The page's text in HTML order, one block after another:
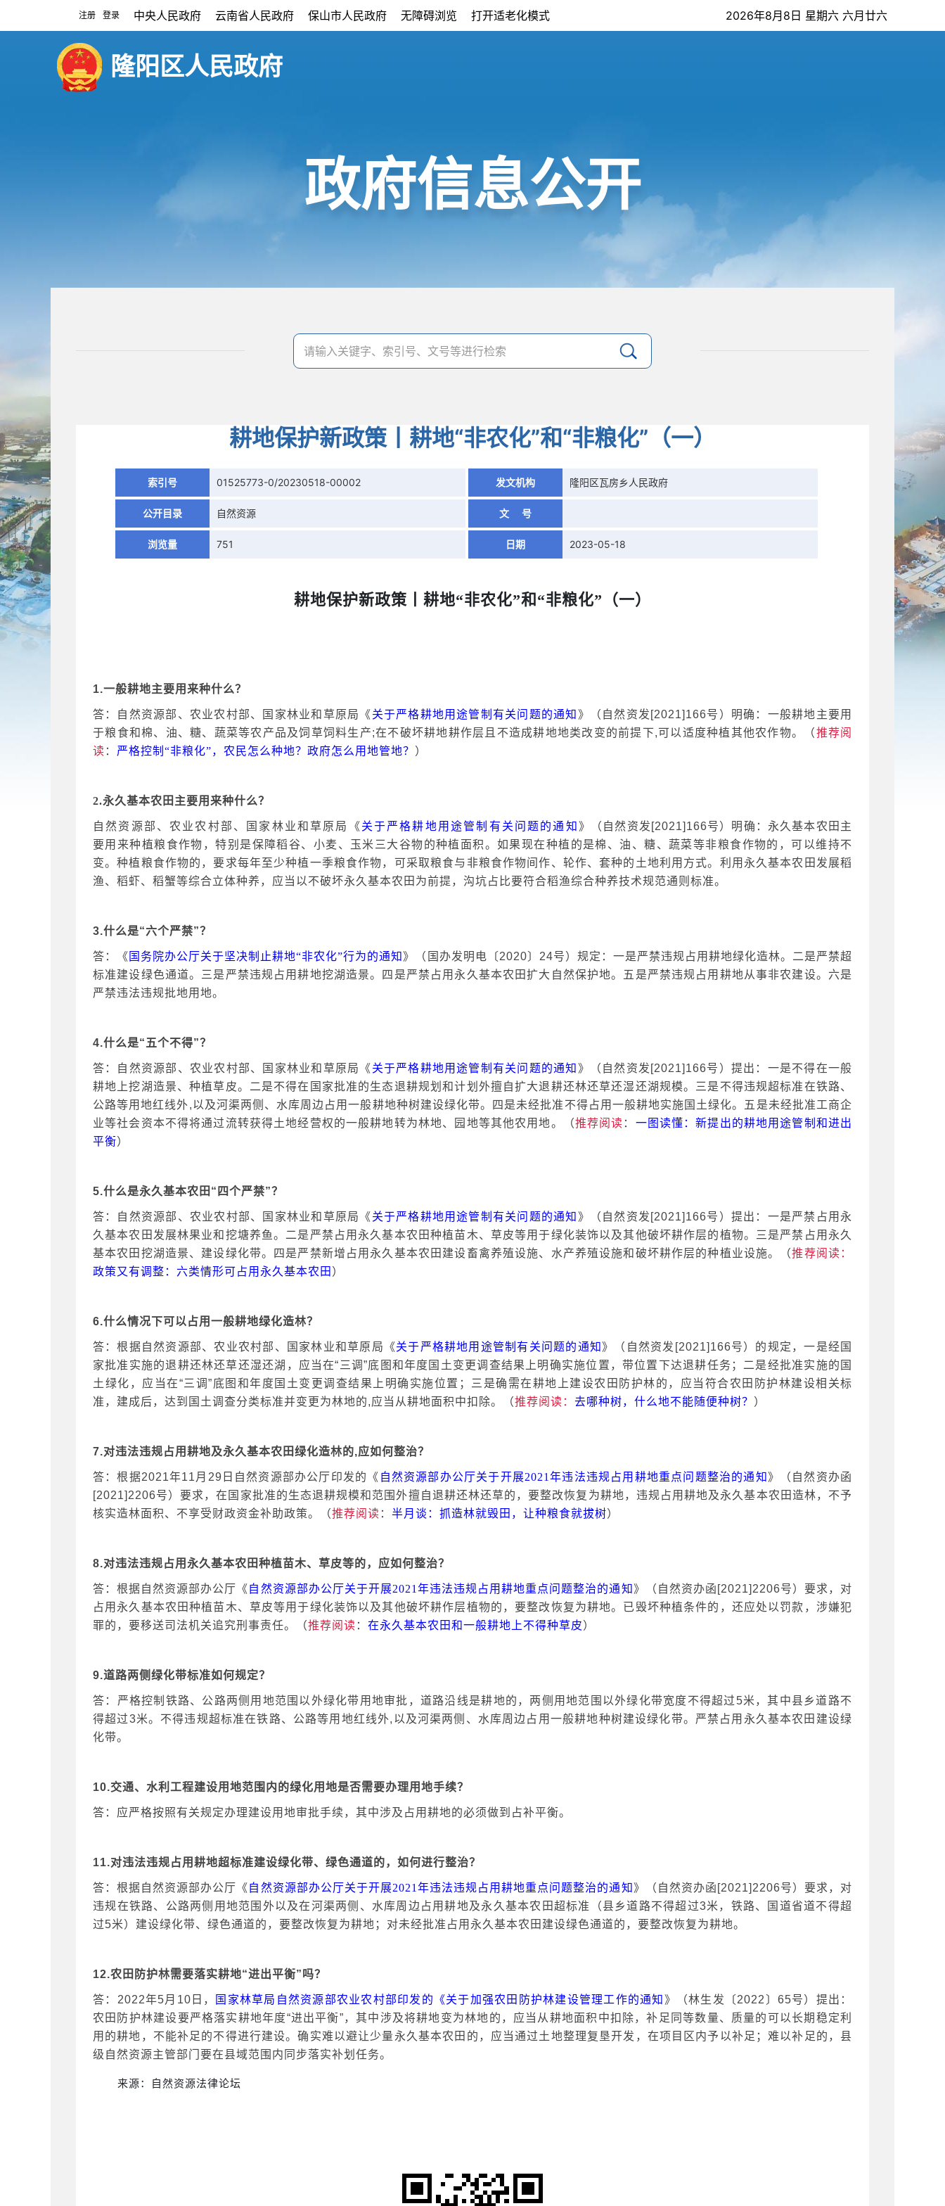
注册 登录 中央人民政府 云南省人民政府 保山市人民政府 无障碍浏览 打开适老化模式 2026年8月8日 星期六 六月廿六
隆阳区人民政府
政府信息公开
耕地保护新政策丨耕地“非农化”和“非粮化”（一）
索引号 01525773-0/20230518-00002 发文机构 隆阳区瓦房乡人民政府
公开目录 自然资源 文 号
浏览量 751 日期 2023-05-18
耕地保护新政策丨耕地“非农化”和“非粮化”（一）
1.一般耕地主要用来种什么？
答：自然资源部、农业农村部、国家林业和草原局《 关于严格耕地用途管制有关问题的通知 》（自然资发 [2021]166号）明确：一般耕地主要用
于粮食和棉、油、糖、蔬菜等农产品及饲草饲料生产;在不破坏耕地耕作层且不造成耕地地类改变的前提下,可以适度种植其他农作物。（推荐阅
读 ： 严格控制 “非粮化”，农民怎么种地？政府怎么用地管地？ ）
2.永久基本农田主要用来种什么？
自然资源部、农业农村部、国家林业和草原局《 关于严格耕地用途管制有关问题的通知 》（自然资发 [2021]166号）明确：永久基本农田主
要用来种植粮食作物，特别是保障稻谷、小麦、玉米三大谷物的种植面积。如果现在种植的是棉、油、糖、蔬菜等非粮食作物的，可以维持不
变。种植粮食作物的，要求每年至少种植一季粮食作物，可采取粮食与非粮食作物间作、轮作、套种的土地利用方式。利用永久基本农田发展稻
渔、稻虾、稻蟹等综合立体种养，应当以不破坏永久基本农田为前提，沟坑占比要符合稻渔综合种养技术规范通则标准。
3.什么是“六个严禁”？
答：《 国务院办公厅关于坚决制止耕地“非农化”行为的通知 》（国办发明电〔2020〕24号）规定：一是严禁违规占用耕地绿化造林。二是严禁超
标准建设绿色通道。三是严禁违规占用耕地挖湖造景。四是严禁占用永久基本农田扩大自然保护地。五是严禁违规占用耕地从事非农建设。六是
严禁违法违规批地用地。
4.什么是“五个不得”？
答：自然资源部、农业农村部、国家林业和草原局《 关于严格耕地用途管制有关问题的通知 》（自然资发 [2021]166号）提出：一是不得在一般
耕地上挖湖造景、种植草皮。二是不得在国家批准的生态退耕规划和计划外擅自扩大退耕还林还草还湿还湖规模。三是不得违规超标准在铁路、
公路等用地红线外,以及河渠两侧、水库周边占用一般耕地种树建设绿化带。四是未经批准不得占用一般耕地实施国土绿化。五是未经批准工商企
业等社会资本不得将通过流转获得土地经营权的一般耕地转为林地、园地等其他农用地。（推荐阅读 ： 一图读懂：新提出的耕地用途管制和进出
平衡）
5.什么是永久基本农田“四个严禁”？
答：自然资源部、农业农村部、国家林业和草原局《 关于严格耕地用途管制有关问题的通知 》（自然资发 [2021]166号）提出：一是严禁占用永
久基本农田发展林果业和挖塘养鱼。二是严禁占用永久基本农田种植苗木、草皮等用于绿化装饰以及其他破坏耕作层的植物。三是严禁占用永久
基本农田挖湖造景、建设绿化带。四是严禁新增占用永久基本农田建设畜禽养殖设施、水产养殖设施和破坏耕作层的种植业设施。（推荐阅读：
政策又有调整：六类情形可占用永久基本农田 ）
6.什么情况下可以占用一般耕地绿化造林？
答：根据自然资源部、农业农村部、国家林业和草原局《关于严格耕地用途管制有关问题的通知 》（自然资发 [2021]166号）的规定，一是经国
家批准实施的退耕还林还草还湿还湖，应当在“三调”底图和年度国土变更调查结果上明确实施位置，带位置下达退耕任务；二是经批准实施的国
土绿化，应当在“三调”底图和年度国土变更调查结果上明确实施位置；三是确需在耕地上建设农田防护林的，应当符合农田防护林建设相关标
准，建成后，达到国土调查分类标准并变更为林地的,应当从耕地面积中扣除。（推荐阅读： 去哪种树，什么地不能随便种树？ ）
7.对违法违规占用耕地及永久基本农田绿化造林的,应如何整治？
答：根据2021年11月29日自然资源部办公厅印发的《 自然资源部办公厅关于开展2021年违法违规占用耕地重点问题整治的通知 》（自然资办函
[2021]2206号）要求，在国家批准的生态退耕规模和范围外擅自退耕还林还草的，要整改恢复为耕地，违规占用耕地及永久基本农田造林，不予
核实造林面积、不享受财政资金补助政策。（推荐阅读 ： 半月谈：抓造林就毁田，让种粮食就拔树）
8.对违法违规占用永久基本农田种植苗木、草皮等的，应如何整治？
答：根据自然资源部办公厅《 自然资源部办公厅关于开展2021年违法违规占用耕地重点问题整治的通知 》（自然资办函 [2021]2206号）要求，对
占用永久基本农田种植苗木、草皮等用于绿化装饰以及其他破坏耕作层植物的，要整改恢复为耕地。已毁坏种植条件的，还应处以罚款，涉嫌犯
罪的，要移送司法机关追究刑事责任。（推荐阅读 ： 在永久基本农田和一般耕地上不得种草皮）
9.道路两侧绿化带标准如何规定？
答：严格控制铁路、公路两侧用地范围以外绿化带用地审批，道路沿线是耕地的，两侧用地范围以外绿化带宽度不得超过 5米，其中县乡道路不
得超过3米。不得违规超标准在铁路、公路等用地红线外,以及河渠两侧、水库周边占用一般耕地种树建设绿化带。严禁占用永久基本农田建设绿
化带。
10.交通、水利工程建设用地范围内的绿化用地是否需要办理用地手续？
答：应严格按照有关规定办理建设用地审批手续，其中涉及占用耕地的必须做到占补平衡。
11.对违法违规占用耕地超标准建设绿化带、绿色通道的，如何进行整治？
答：根据自然资源部办公厅《 自然资源部办公厅关于开展2021年违法违规占用耕地重点问题整治的通知 》（自然资办函 [2021]2206号）要求，对
违规在铁路、公路两侧用地范围外以及在河渠两侧、水库周边占用耕地及永久基本农田超标准（县乡道路不得超过3米，铁路、国道省道不得超
过5米）建设绿化带、绿色通道的，要整改恢复为耕地；对未经批准占用永久基本农田建设绿色通道的，要整改恢复为耕地。
12.农田防护林需要落实耕地“进出平衡”吗？
答： 2022年5月10日， 国家林草局自然资源部农业农村部印发的《关于加强农田防护林建设管理工作的通知 》（林生发〔2022〕65号）提出：
农田防护林建设要严格落实耕地年度“进出平衡”，其中涉及将耕地变为林地的，应当从耕地面积中扣除，补足同等数量、质量的可以长期稳定利
用的耕地，不能补足的不得进行建设。确实难以避让少量永久基本农田的，应当通过土地整理复垦开发，在项目区内予以补足；难以补足的，县
级自然资源主管部门要在县域范围内同步落实补划任务。
来源：自然资源法律论坛